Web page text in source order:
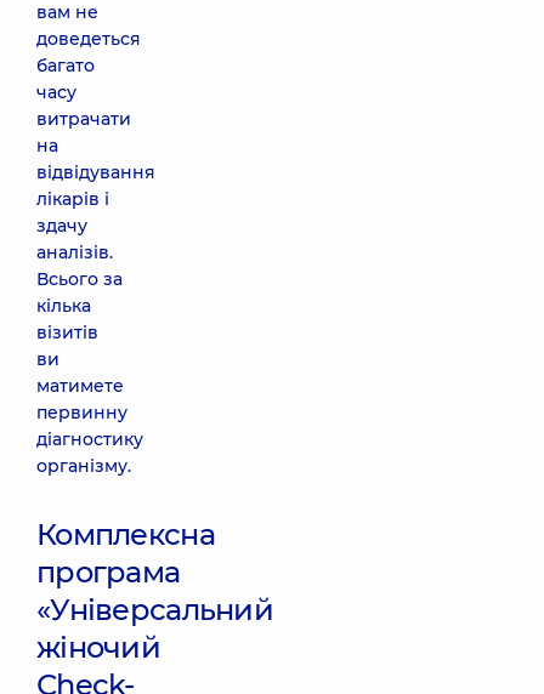
вам не
доведеться
багато
часу
витрачати
на
відвідування
лікарів і
здачу
аналізів.
Всього за
кілька
візитів
ви
матимете
первинну
діагностику
організму.
Комплексна
програма
«Універсальний
жіночий
Сheck-